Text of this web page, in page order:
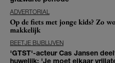
ADVERTORIAL
Op de fiets met jonge kids? Zo
makkelijk
BEETJE BIJBLIJVEN
'GTST'-acteur Cas Jansen
huwelijk: 'Je moet elkaar